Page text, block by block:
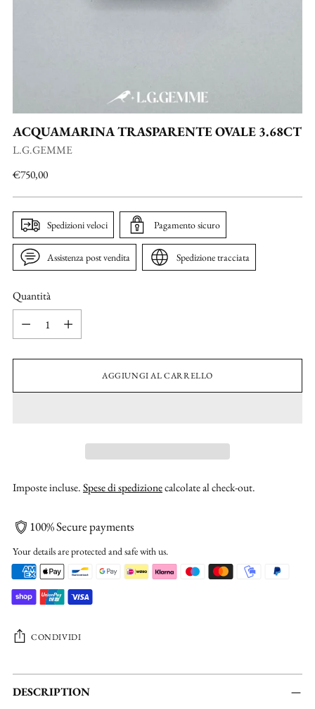
ACQUAMARINA TRASPARENTE OVALE 3.68CT
L.G.GEMME
Prezzo
€750,00
Spedizioni veloci Pagamento sicuro
Assistenza post vendita Spedizione tracciata
Quantità
AGGIUNGI AL CARRELLO
Imposte incluse.Spese di spedizionecalcolate al check-out.
100% Secure payments
Your details are protected and safe with us.
CONDIVIDI
Aggiungere
un
DESCRIPTION